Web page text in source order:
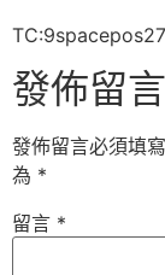
發佈留言
發佈留言必須填
為 *
留言 *